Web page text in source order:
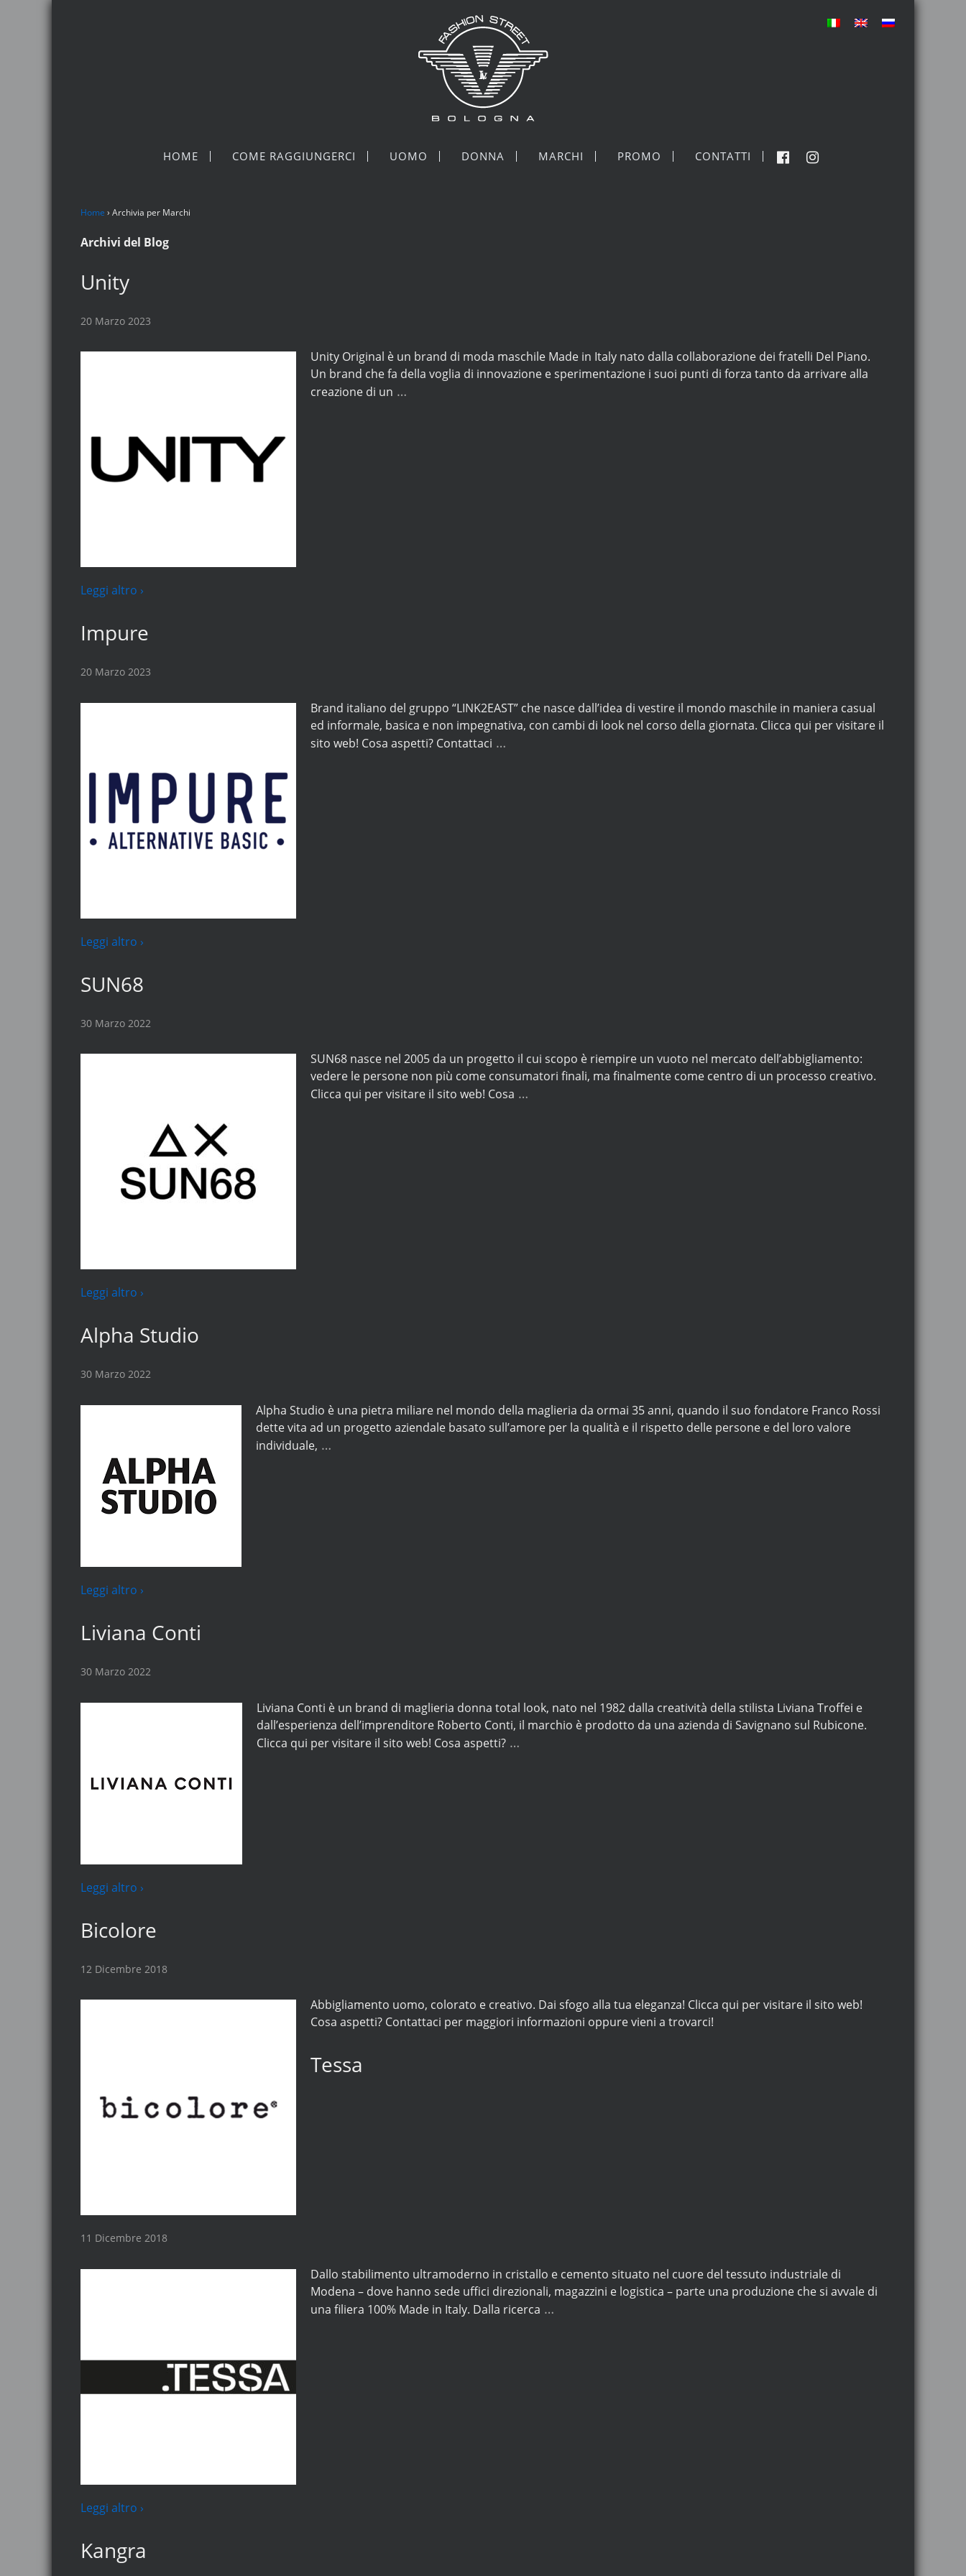
HOME COME RAGGIUNGERCI UOMO DONNA MARCHI PROMO CONTATTI
Home › Archivia per Marchi
Archivi del Blog
Unity
20 Marzo 2023
Unity Original è un brand di moda maschile Made in Italy nato dalla collaborazione dei fratelli Del Piano.
Un brand che fa della voglia di innovazione e sperimentazione i suoi punti di forza tanto da arrivare alla
creazione di un …
Leggi altro ›
Impure
20 Marzo 2023
Brand italiano del gruppo “LINK2EAST” che nasce dall’idea di vestire il mondo maschile in maniera casual
ed informale, basica e non impegnativa, con cambi di look nel corso della giornata. Clicca qui per visitare il
sito web! Cosa aspetti? Contattaci …
Leggi altro ›
SUN68
30 Marzo 2022
SUN68 nasce nel 2005 da un progetto il cui scopo è riempire un vuoto nel mercato dell’abbigliamento:
vedere le persone non più come consumatori finali, ma finalmente come centro di un processo creativo.
Clicca qui per visitare il sito web! Cosa …
Leggi altro ›
Alpha Studio
30 Marzo 2022
Alpha Studio è una pietra miliare nel mondo della maglieria da ormai 35 anni, quando il suo fondatore Franco Rossi
dette vita ad un progetto aziendale basato sull’amore per la qualità e il rispetto delle persone e del loro valore
individuale, …
Leggi altro ›
Liviana Conti
30 Marzo 2022
Liviana Conti è un brand di maglieria donna total look, nato nel 1982 dalla creatività della stilista Liviana Troffei e
dall’esperienza dell’imprenditore Roberto Conti, il marchio è prodotto da una azienda di Savignano sul Rubicone.
Clicca qui per visitare il sito web! Cosa aspetti? …
Leggi altro ›
Bicolore
12 Dicembre 2018
Abbigliamento uomo, colorato e creativo. Dai sfogo alla tua eleganza! Clicca qui per visitare il sito web!
Cosa aspetti? Contattaci per maggiori informazioni oppure vieni a trovarci!
Tessa
11 Dicembre 2018
Dallo stabilimento ultramoderno in cristallo e cemento situato nel cuore del tessuto industriale di
Modena – dove hanno sede uffici direzionali, magazzini e logistica – parte una produzione che si avvale di
una filiera 100% Made in Italy. Dalla ricerca …
Leggi altro ›
Kangra